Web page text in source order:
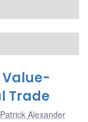
Value-
Trade
Patrick Alexander